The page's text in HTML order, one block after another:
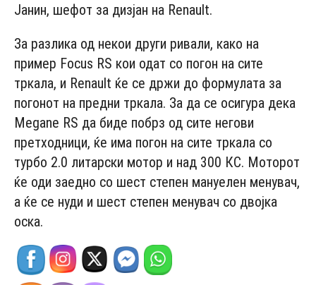
Јанин, шефот за дизјан на Renault.
За разлика од некои други ривали, како на
пример Focus RS кои одат со погон на сите
тркала, и Renault ќе се држи до формулата за
погонот на предни тркала. За да се осигура дека
Megane RS да биде побрз од сите негови
претходници, ќе има погон на сите тркала со
турбо 2.0 литарски мотор и над 300 КС. Моторот
ќе оди заедно со шест степен мануелен менувач,
а ќе се нуди и шест степен менувач со двојка
оска.